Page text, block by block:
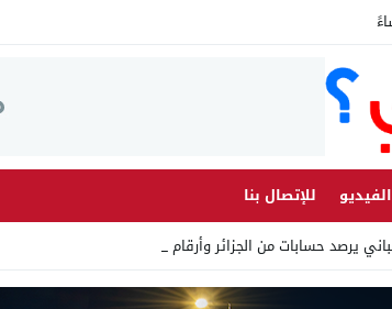
الفيديو
للإتصال بنا
يرصد حسابات من الجزائر وأرقاما بـ”213+” _